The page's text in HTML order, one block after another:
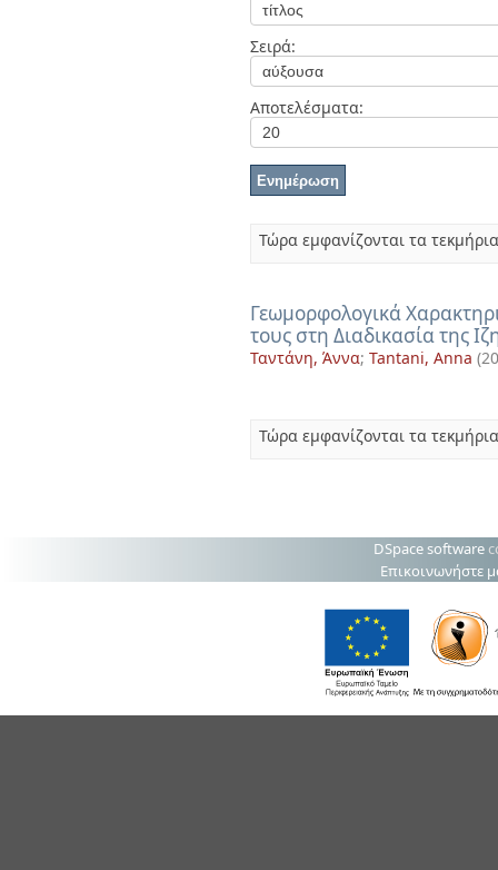
Σειρά:
Αποτελέσματα:
Τώρα εμφανίζονται τα
Γεωμορφολογικά
τους στη Διαδικασία της
Ταντάνη, Άννα; Tantani, Anna (
Τώρα εμφανίζονται τα
DSpace software
Επικοινωνήστε